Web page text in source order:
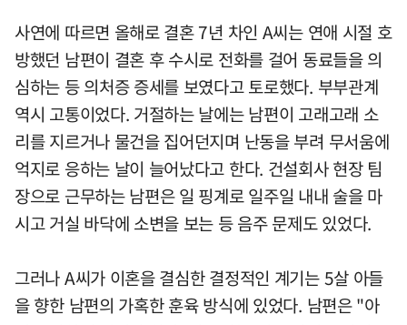
사연에 따르면 올해로 결혼 7년 차인 A씨는 연애 시절 호
방했던 남편이 결혼 후 수시로 전화를 걸어 동료들을 의
심하는 등 의처증 증세를 보였다고 토로했다. 부부관계
역시 고통이었다. 거절하는 날에는 남편이 고래고래 소
리를 지르거나 물건을 집어던지며 난동을 부려 무서움에
억지로 응하는 날이 늘어났다고 한다. 건설회사 현장 팀
장으로 근무하는 남편은 일 핑계로 일주일 내내 술을 마
시고 거실 바닥에 소변을 보는 등 음주 문제도 있었다.
그러나 A씨가 이혼을 결심한 결정적인 계기는 5살 아들
을 향한 남편의 가혹한 훈육 방식에 있었다. 남편은 "아